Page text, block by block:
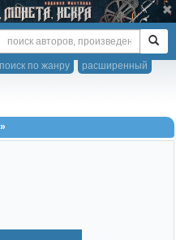
расширенный
поиск по жанру